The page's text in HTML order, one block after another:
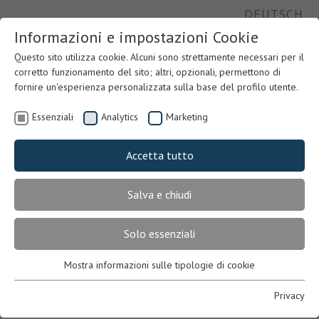
DEUTSCH
Previous
Informazioni e impostazioni Cookie
Questo sito utilizza cookie. Alcuni sono strettamente necessari per il
corretto funzionamento del sito; altri, opzionali, permettono di
fornire un'esperienza personalizzata sulla base del profilo utente.
Essenziali Analytics Marketing
Accetta tutto
Salva e chiudi
Solo essenziali
Essenziali
Necessari per il corretto funzionamento del sito. In mancanza,
Mostra informazioni sulle tipologie di cookie
Privacy